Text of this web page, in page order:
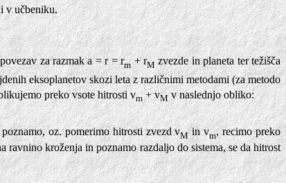
v učbeniku.
za razmak a = r = rm+ rMzvezde in planeta ter težišča
eksoplanetov skozi leta z različnimi metodami (za metodo
preko vsote hitrosti vm + vMv naslednjo obliko:
poznamo, oz. pomerimo hitrosti zvezd vMin vm, recimo preko
kroženja in poznamo razdaljo do sistema, se da hitrost